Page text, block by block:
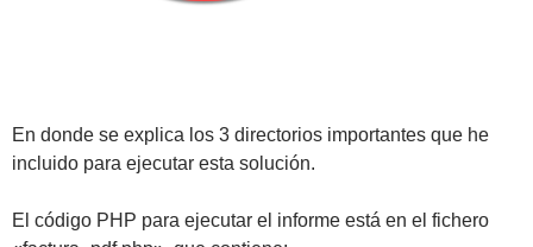
En donde se explica los 3 directorios importantes que he
incluido para ejecutar esta solución.
El código PHP para ejecutar el informe está en el fichero